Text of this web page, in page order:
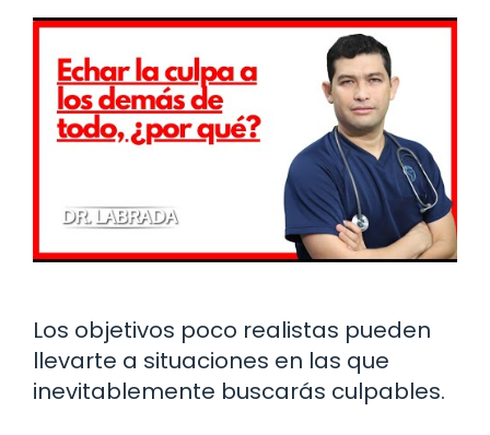
Los objetivos poco realistas pueden
llevarte a situaciones en las que
inevitablemente buscarás culpables.